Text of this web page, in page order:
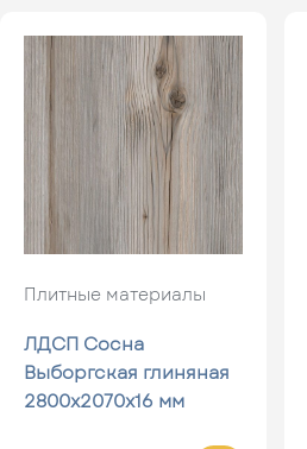
Плитные материалы
ЛДСП Сосна
Выборгская глиняная
2800х2070х16 мм